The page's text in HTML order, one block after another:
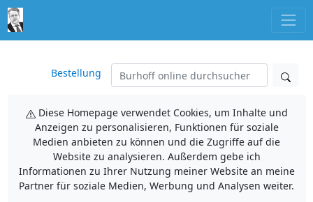
Bestellung
Diese Homepage verwendet Cookies, um Inhalte und
Anzeigen zu personalisieren, Funktionen für soziale
Medien anbieten zu können und die Zugriffe auf die
Website zu analysieren. Außerdem gebe ich
Informationen zu Ihrer Nutzung meiner Website an meine
Partner für soziale Medien, Werbung und Analysen weiter.